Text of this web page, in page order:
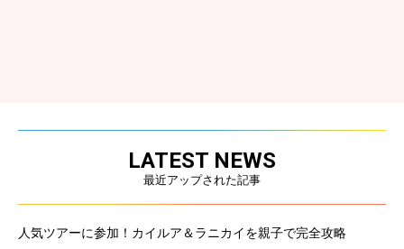
LATEST NEWS
最近アップされた記事
人気ツアーに参加！カイルア＆ラニカイを親子で完全攻略